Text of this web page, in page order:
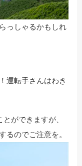
っしゃるかもしれ
運転手さんはわき
ができますが、
るのでご注意を。